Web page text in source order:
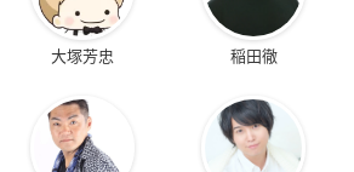
大塚芳忠 稲田徹